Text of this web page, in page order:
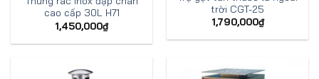
cao cấp 30L H71
1,450,000₫
trời CGT-25
1,790,000₫